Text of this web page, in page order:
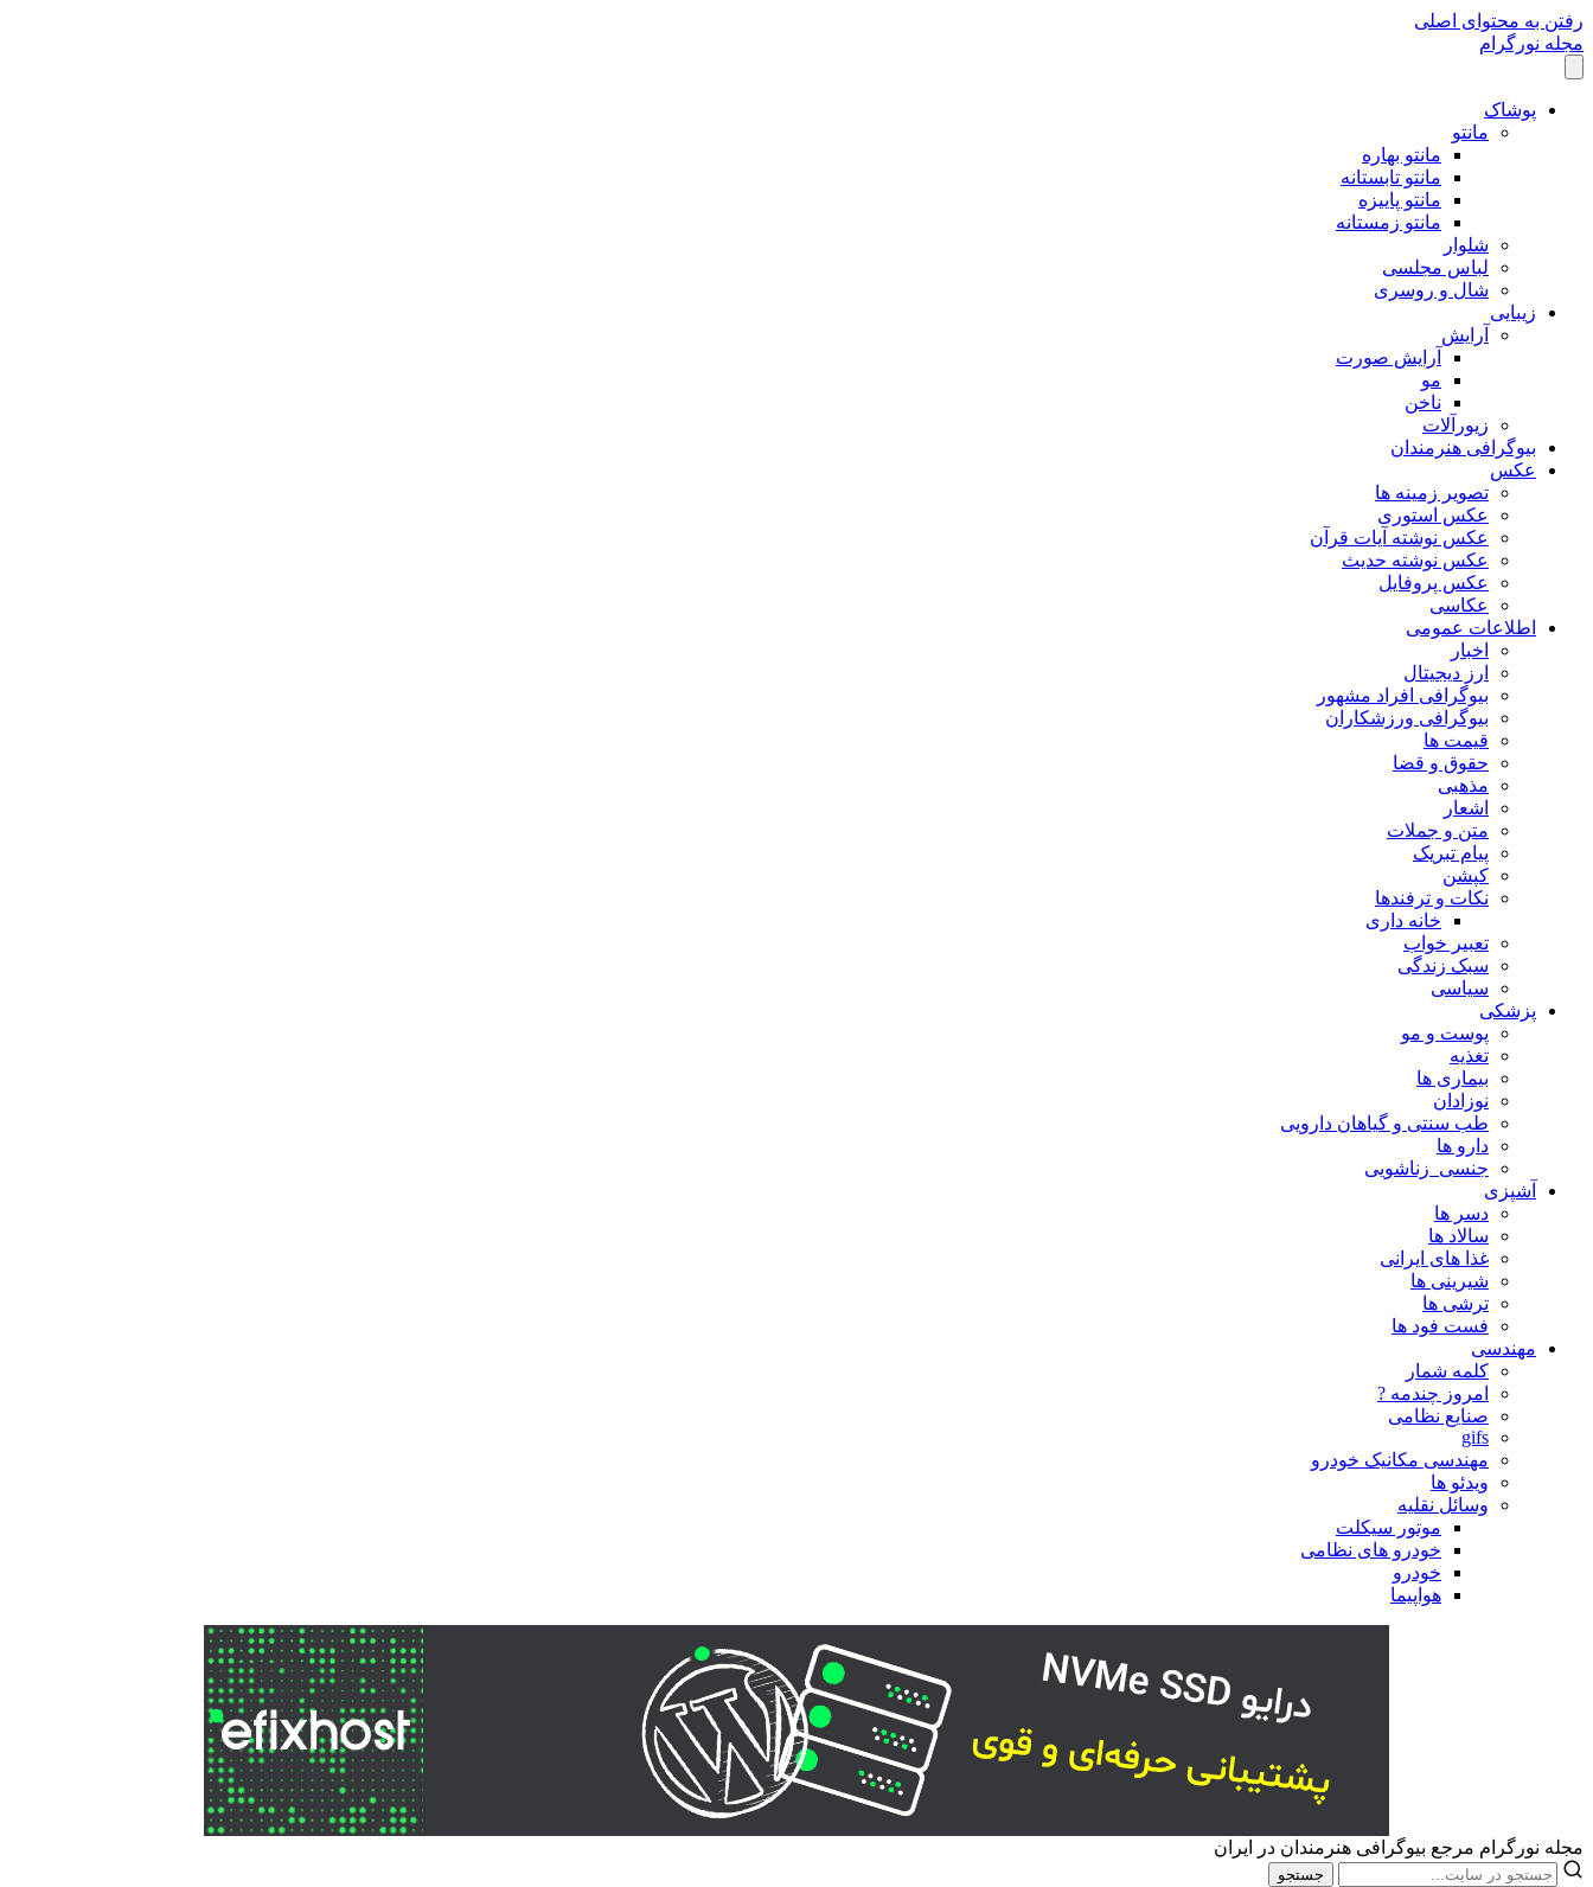
رفتن به محتوای اصلی
مجله نورگرام
پوشاک
مانتو
مانتو بهاره
مانتو تابستانه
مانتو پاییزه
مانتو زمستانه
شلوار
لباس مجلسی
شال و روسری
زیبایی
آرایش
آرایش صورت
مو
ناخن
زیورآلات
بیوگرافی هنرمندان
عکس
تصویر زمینه ها
عکس استوری
عکس نوشته آیات قرآن
عکس نوشته حدیث
عکس پروفایل
عکاسی
اطلاعات عمومی
اخبار
ارز دیجیتال
بیوگرافی افراد مشهور
بیوگرافی ورزشکاران
قیمت ها
حقوق و قضا
مذهبی
اشعار
متن و جملات
پیام تبریک
کپشن
نکات و ترفندها
خانه داری
تعبیر خواب
سبک زندگی
سیاسی
پزشکی
پوست و مو
تغذیه
بیماری ها
نوزادان
طب سنتی و گیاهان دارویی
دارو ها
جنسی_زناشویی
آشپزی
دسر ها
سالاد ها
غذا های ایرانی
شیرینی ها
ترشی ها
فست فود ها
مهندسی
کلمه شمار
امروز چندمه ?
صنایع نظامی
gifs
مهندسی مکانیک خودرو
ویدئو ها
وسائل نقلیه
موتور سیکلت
خودرو های نظامی
خودرو
هواپیما
مجله نورگرام مرجع بیوگرافی هنرمندان در ایران
جستجو